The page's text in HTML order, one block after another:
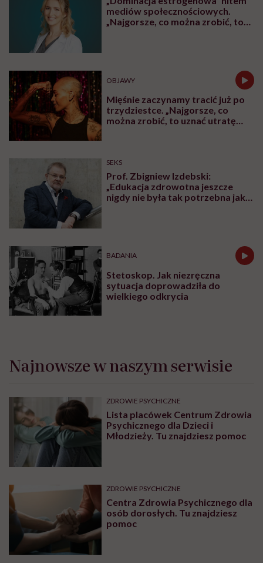
mediów społecznościowych.
„Najgorsze, co można zrobić, to
OBJAWY
Mięśnie zaczynamy tracić już po
trzydziestce. „Najgorsze, co
można zrobić, to uznać utratę
SEKS
Prof. Zbigniew Izdebski:
„Edukacja zdrowotna jeszcze
nigdy nie była tak potrzebna jak
BADANIA
Stetoskop. Jak niezręczna
sytuacja doprowadziła do
wielkiego odkrycia
Najnowsze w naszym serwisie
ZDROWIE PSYCHICZNE
Lista placówek Centrum Zdrowia
Psychicznego dla Dzieci i
Młodzieży. Tu znajdziesz pomoc
ZDROWIE PSYCHICZNE
Centra Zdrowia Psychicznego dla
osób dorosłych. Tu znajdziesz
pomoc